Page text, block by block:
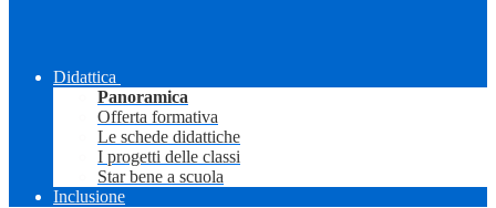
Didattica
Panoramica
Offerta formativa
Le schede didattiche
I progetti delle classi
Star bene a scuola
Inclusione